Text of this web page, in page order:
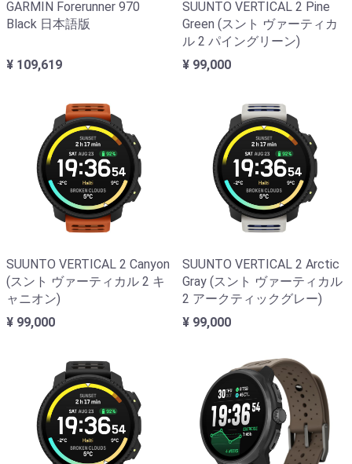
GARMIN Forerunner 970
Black 日本語版
¥ 109,619
SUUNTO VERTICAL 2 Pine
Green (スント ヴァーティカ
ル 2 パイングリーン)
¥ 99,000
SUUNTO VERTICAL 2 Canyon
(スント ヴァーティカル 2 キ
ャニオン)
¥ 99,000
SUUNTO VERTICAL 2 Arctic
Gray (スント ヴァーティカル
2 アークティックグレー)
¥ 99,000